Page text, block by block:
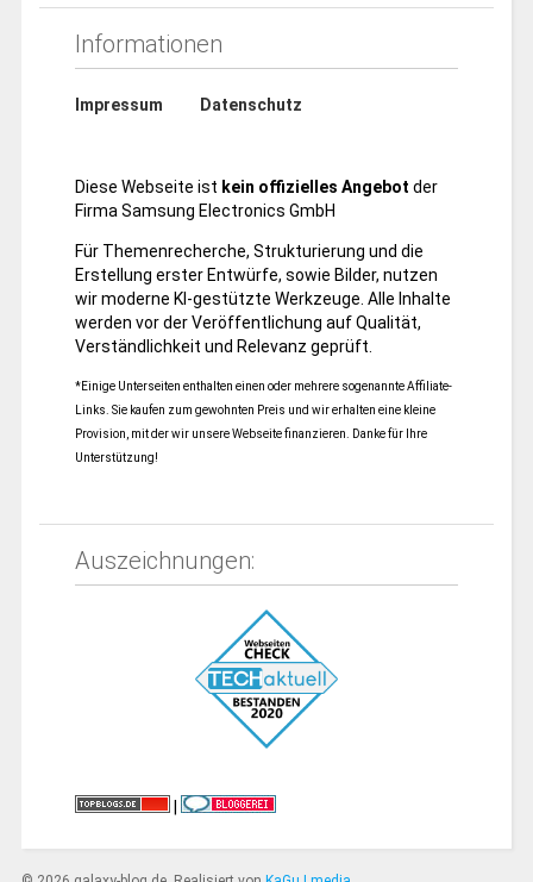
Informationen
Impressum Datenschutz
Diese Webseite ist kein offizielles Angebot der
Firma Samsung Electronics GmbH
Für Themenrecherche, Strukturierung und die
Erstellung erster Entwürfe, sowie Bilder, nutzen
wir moderne KI-gestützte Werkzeuge. Alle Inhalte
werden vor der Veröffentlichung auf Qualität,
Verständlichkeit und Relevanz geprüft.
*Einige Unterseiten enthalten einen oder mehrere sogenannte Affiliate-
Links. Sie kaufen zum gewohnten Preis und wir erhalten eine kleine
Provision, mit der wir unsere Webseite finanzieren. Danke für Ihre
Unterstützung!
Auszeichnungen: